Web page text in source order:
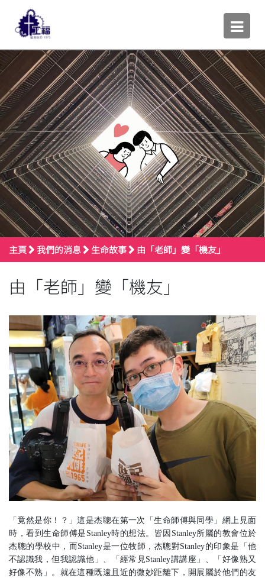
主頁 我們的消息 生命故事 由「老師」變「機友」
由「老師」變「機友」
「竟然是你！？」這是杰聰在第一次「生命師傅與同學」網上見面
時，看到生命師傅是 Stanley時的想法。皆因 Stanley所屬的教會位於
杰聰的學校中，而Stanley是一位牧師，杰聰對Stanley的印象是「他
不認識我，但我認識他」、「經常見Stanley講講座」、「好像熟又
好像不熟」。就在這種既遠且近的微妙距離下，開展屬於他們的友